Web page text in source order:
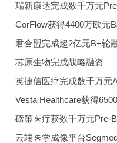
瑞新康达完成数千万元
CorFlow获得4400万欧元
君合盟完成超2亿元B+轮
芯原生物完成战略融资
英捷信医疗完成数千万元
Vesta Healthcare获得
磅策医疗获数千万元Pre-
云端医学成像平台